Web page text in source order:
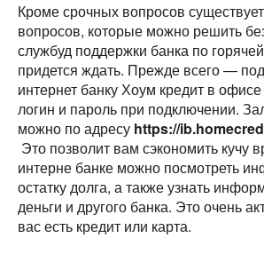
Кроме срочных вопросов
вопросов, которые можно решить
службуд поддержки банка по
придется ждать. Прежде всего —
интернет банку Хоум кредит в
логин и пароль при подключении.
можно по адресу https://
Это позволит вам сэкономить кучу
интерне банке можно посмотреть
остатку долга, а также узнать
деньги и другого банка. Это очень
вас есть кредит или карта.